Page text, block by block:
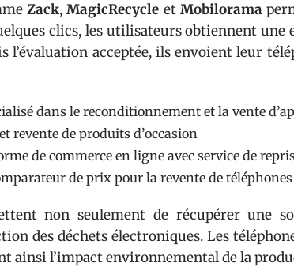
Zack,MagicRecycle et Mobilorama
clics, les utilisateurs obtiennent
l’évaluation acceptée, ils envoient leur
dans le reconditionnement et la vente
revente de produits d’occasion
de commerce en ligne avec service de
de prix pour la revente de téléphones
non seulement de récupérer une
des déchets électroniques. Les
ainsi l’impact environnemental de la